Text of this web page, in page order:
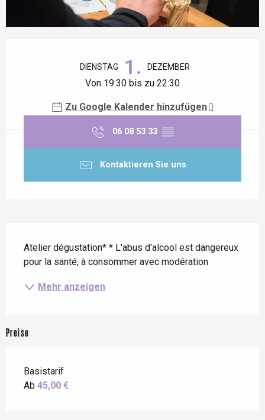
DIENSTAG 1. DEZEMBER
Von 19:30 bis zu 22:30
Zu Google Kalender hinzufügen
06 08 53 33 ▒▒
Kontaktieren Sie uns
Atelier dégustation* * L'abus d'alcool est dangereux
pour la santé, à consommer avec modération
Mehr anzeigen
Preise
Basistarif
Ab 45,00 €